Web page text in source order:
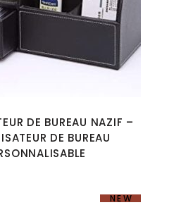
DE BUREAU NAZIF –
DE BUREAU
NEW